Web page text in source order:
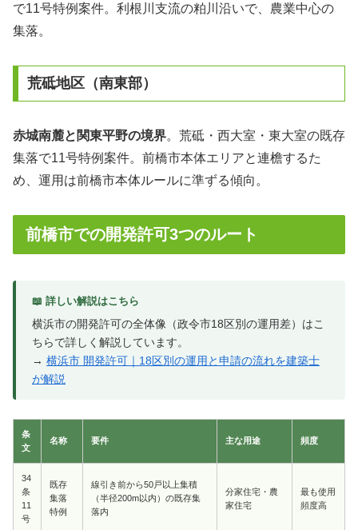
で11号特例案件。利根川支流の粕川沿いで、農業中心の
集落。
荒砥地区（南東部）
赤城南麓と関東平野の境界。荒砥・西大室・東大室の既存
集落で11号特例案件。前橋市本体エリアと連檐するた
め、運用は前橋市本体ルールに準ずる傾向。
前橋市での開発許可3つのルート
📖 詳しい解説はこちら
横浜市の開発許可の全体像（政令市18区別の運用差）はこ
ちらで詳しく解説しています。
→ 横浜市 開発許可｜18区別の運用と申請の流れを建築士
が解説
条
文
名称 要件 主な用途 頻度
34
条
11
号
既存
集落
特例
線引き前から50戸以上集積
（半径200m以内）の既存集
落内
分家住宅・農
家住宅
最も使用
頻度高